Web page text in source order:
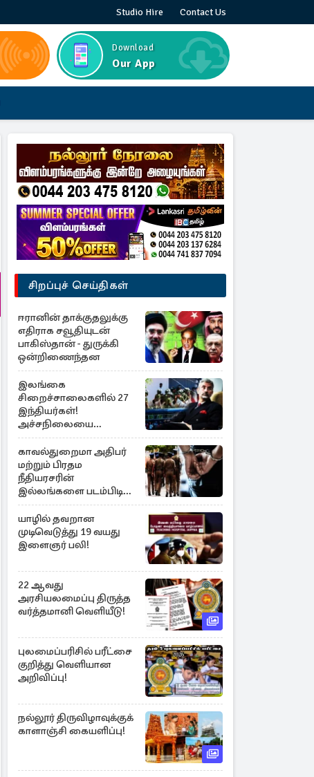
Studio Hire Contact Us
Download
Our App
சிறப்புச் செய்திகள்
ஈரானின் தாக்குதலுக்கு
எதிராக சவூதியுடன்
பாகிஸ்தான் - துருக்கி
ஒன்றிணைந்தன
இலங்கை
சிறைச்சாலைகளில் 27
இந்தியர்கள்!
அச்சநிலையை
மையப்படுத்தி
ஜெயசங்கர் அறிக்கை
காவல்துறைமா அதிபர்
மற்றும் பிரதம
நீதியரசரின்
இல்லங்களை படம்பிடித்த
சந்தேக நபர் கைது!
யாழில் தவறான
முடிவெடுத்து 19 வயது
இளைஞர் பலி!
22 ஆவது
அரசியலமைப்பு திருத்த
வர்த்தமானி வெளியீடு!
புலமைப்பரிசில் பரீட்சை
குறித்து வெளியான
அறிவிப்பு!
நல்லூர் திருவிழாவுக்குக்
காளாஞ்சி கையளிப்பு!